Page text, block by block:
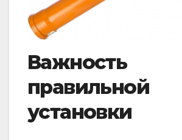
Важность
правильной
установки